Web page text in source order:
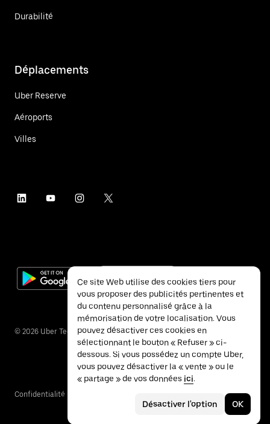
Durabilité
Déplacements
Uber Reserve
Aéroports
Villes
© 2026 Uber Technologies Inc.
Confidentialité
Ce site Web utilise des cookies tiers pour
vous proposer des publicités pertinentes et
du contenu personnalisé grâce à la
mémorisation de votre localisation. Vous
pouvez désactiver ces cookies en
sélectionnant le bouton « Refuser » ci-
dessous. Si vous possédez un compte Uber,
vous pouvez désactiver la « vente » ou le
« partage » de vos données ici.
Désactiver l'option OK